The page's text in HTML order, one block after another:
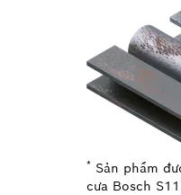
* Sản phẩm
cưa Bosch